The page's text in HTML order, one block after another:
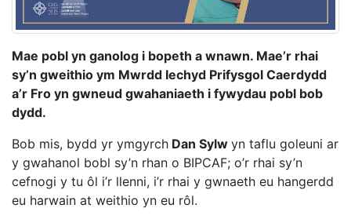
Mae pobl yn ganolog i bopeth a wnawn. Mae’r rhai
sy’n gweithio ym Mwrdd Iechyd Prifysgol Caerdydd
a’r Fro yn gwneud gwahaniaeth i fywydau pobl bob
dydd.
Bob mis, bydd yr ymgyrch Dan Sylw yn taflu goleuni ar
y gwahanol bobl sy’n rhan o BIPCAF; o’r rhai sy’n
cefnogi y tu ôl i’r llenni, i’r rhai y gwnaeth eu hangerdd
eu harwain at weithio yn eu rôl.